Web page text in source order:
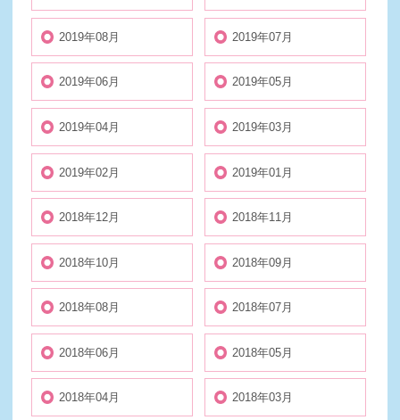
2019年08月 2019年07月
2019年06月 2019年05月
2019年04月 2019年03月
2019年02月 2019年01月
2018年12月 2018年11月
2018年10月 2018年09月
2018年08月 2018年07月
2018年06月 2018年05月
2018年04月 2018年03月